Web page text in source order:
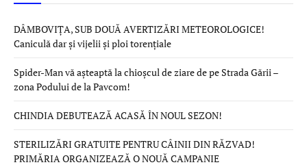
DÂMBOVIȚA, SUB DOUĂ AVERTIZĂRI METEOROLOGICE!
Caniculă dar și vijelii și ploi torențiale
Spider-Man vă așteaptă la chioșcul de ziare de pe Strada Gării –
zona Podului de la Pavcom!
CHINDIA DEBUTEAZĂ ACASĂ ÎN NOUL SEZON!
STERILIZĂRI GRATUITE PENTRU CÂINII DIN RĂZVAD!
PRIMĂRIA ORGANIZEAZĂ O NOUĂ CAMPANIE